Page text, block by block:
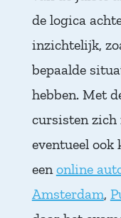
de logica
inzichtelijk,
bepaalde
hebben. Met
cursisten zich
eventueel ook
eenonline
Amsterdam,